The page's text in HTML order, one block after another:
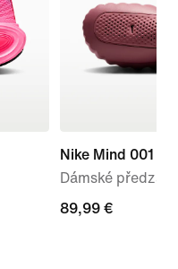
Nike Mind 001
Dámské
89,99 €
89,99 €